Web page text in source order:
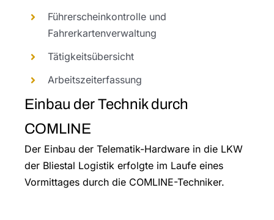
Führerscheinkontrolle und
Fahrerkartenverwaltung
Tätigkeitsübersicht
Arbeitszeiterfassung
Einbau der Technik durch
COMLINE
Der Einbau der Telematik-Hardware in die LKW
der Bliestal Logistik erfolgte im Laufe eines
Vormittages durch die COMLINE-Techniker.